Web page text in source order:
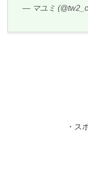
— マユミ
・ス